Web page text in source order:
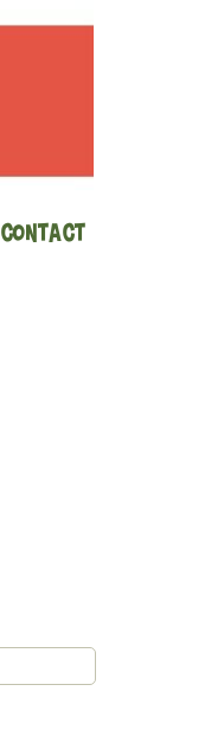
Contact